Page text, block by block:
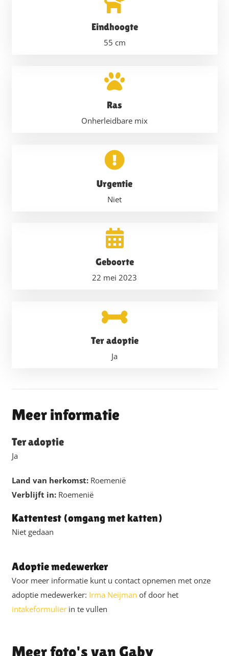
Eindhoogte
55 cm
Ras
Onherleidbare mix
Urgentie
Niet
Geboorte
22 mei 2023
Ter adoptie
Ja
Meer informatie
Ter adoptie
Ja
Land van herkomst: Roemenië
Verblijft in: Roemenië
Kattentest (omgang met katten)
Niet gedaan
Adoptie medewerker
Voor meer informatie kunt u contact opnemen met onze
adoptie medewerker: Irma Neijman of door het
intakeformulierin te vullen
Gaby